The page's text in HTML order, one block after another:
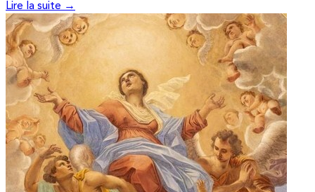
Lire la suite →